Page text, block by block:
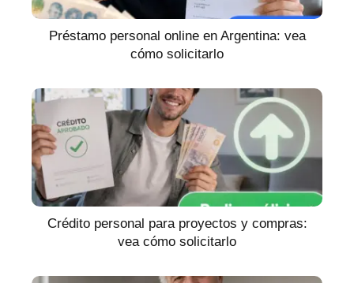
Préstamo personal online en Argentina: vea
cómo solicitarlo
Crédito personal para proyectos y compras:
vea cómo solicitarlo